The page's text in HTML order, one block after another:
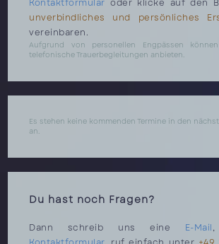
Kontaktformular oder klicke auf den
unverbindliches und persönliches
vereinbaren.
Aufgrund von personellen Engpässen
telefonische Trauerbegleitungen anbieten.
Es stehen keine kommenden Termine in den
an.
Du hast noch Fragen?
Dann schreib uns eine E-Mail